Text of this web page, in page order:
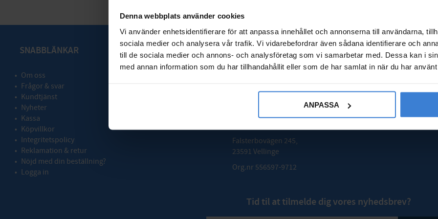
Denna webbplats använder cookies
Vi använder enhetsidentifierare för att anpassa innehållet och annonserna till användarna,
sociala medier och analysera vår trafik. Vi vidarebefordrar även sådana identifierare och
till de sociala medier och annons- och analysföretag som vi samarbetar med. Dessa kan i
med annan information som du har tillhandahållit eller som de har samlat in när du har
ANPASSA
SNABBLÄNKAR
Om oss
Frågor & svar
Kundtjänst
Nyheter
Kassa
Köpvillkor
Integritetspolicy
Reklamation & retur
Nöjd med din beställning?
Logga in
GODMOTTAGNING
Mån - Fre: 08:00 - 16:00
Söndag: Stängt
ADRESS
Falsterbovägen 245,
23591 Vellinge
Org.nr 556597-9712
Tid til at tilmelde dig vores nyhedsbrev?